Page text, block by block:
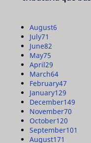
August6
July71
June82
May75
April29
March64
February47
January129
December149
November70
October120
September101
August171